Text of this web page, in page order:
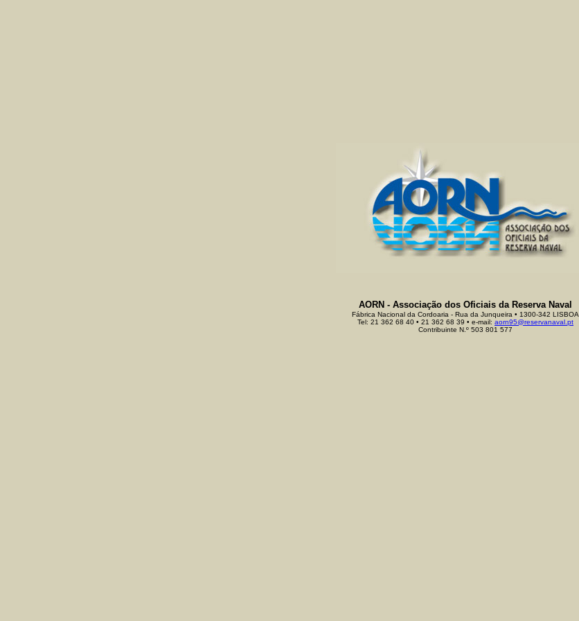
AORN - Associação dos Oficiais da Reserva Naval
Fábrica Nacional da Cordoaria - Rua da Junqueira • 1300-342 LISBOA
Tel: 21 362 68 40 • 21 362 68 39 • e-mail: aorn95@reservanaval.pt
Contribuinte N.º 503 801 577